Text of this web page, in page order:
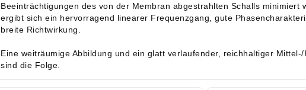
Beeinträchtigungen des von der Membran abgestrahlten Schalls minimiert
ergibt sich ein hervorragend linearer Frequenzgang, gute
breite Richtwirkung.
Eine weiträumige Abbildung und ein glatt verlaufender, reichhaltiger Mittel-/
sind die Folge.